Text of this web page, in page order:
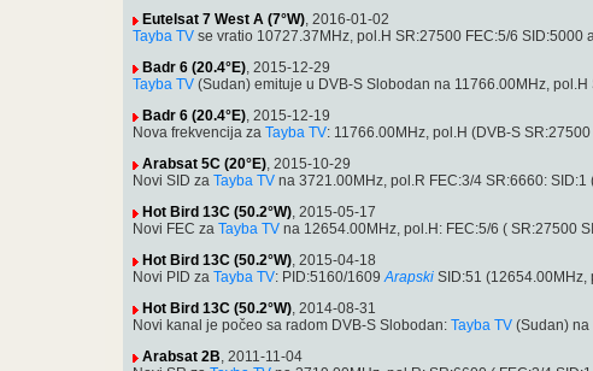
Eutelsat 7 West A (7°W), 2016-01-02
Tayba TV se vratio 10727.37MHz, pol.H SR:27500 FEC:5/6 SID:5000
Badr 6 (20.4°E), 2015-12-29
Tayba TV (Sudan) emituje u DVB-S Slobodan na 11766.00MHz,
Badr 6 (20.4°E), 2015-12-19
Nova frekvencija za Tayba TV: 11766.00MHz, pol.H (DVB-S
Arabsat 5C (20°E), 2015-10-29
Novi SID za Tayba TV na 3721.00MHz, pol.R FEC:3/4 SR:6660: SID:1
Hot Bird 13C (50.2°W), 2015-05-17
Novi FEC za Tayba TV na 12654.00MHz, pol.H: FEC:5/6 ( SR:27500
Hot Bird 13C (50.2°W), 2015-04-18
Novi PID za Tayba TV: PID:5160/1609 Arapski SID:51 (12654.00MHz,
Hot Bird 13C (50.2°W), 2014-08-31
Novi kanal je počeo sa radom DVB-S Slobodan: Tayba TV (Sudan) na
Arabsat 2B, 2011-11-04